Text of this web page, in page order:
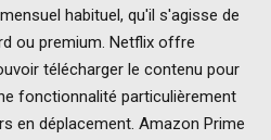
habituel, qu'il s'agisse de
ou premium. Netflix offre
télécharger le contenu pour
fonctionnalité particulièrement
en déplacement. Amazon Prime